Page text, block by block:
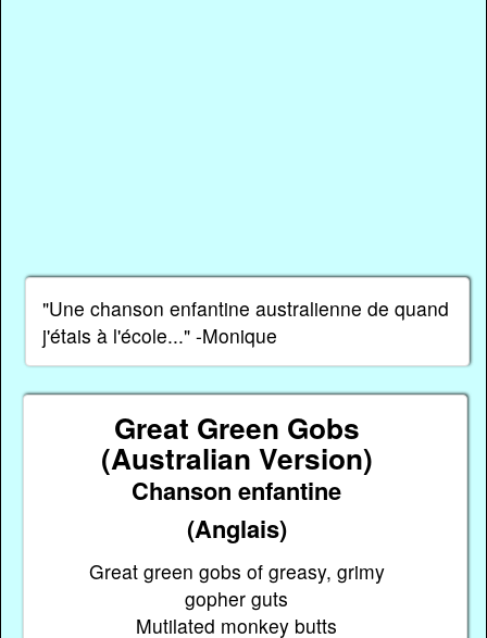
"Une chanson enfantine australienne de quand
j'étais à l'école..." -Monique
Great Green Gobs
(Australian Version)
Chanson enfantine
(Anglais)
Great green gobs of greasy, grimy
gopher guts
Mutilated monkey butts